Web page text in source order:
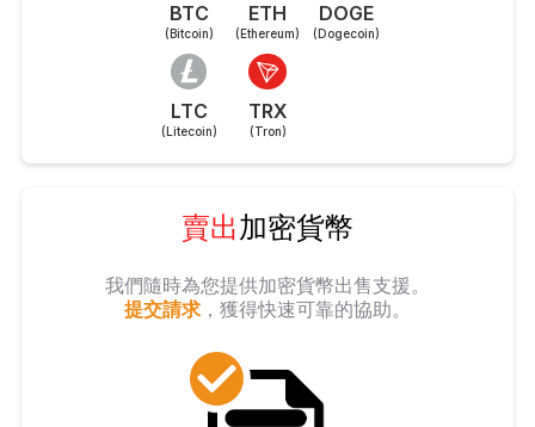
BTC
(Bitcoin)
ETH
(Ethereum)
DOGE
(Dogecoin)
LTC
(Litecoin)
TRX
(Tron)
賣出加密貨幣
我們隨時為您提供加密貨幣出售支援。
提交請求 ，獲得快速可靠的協助。